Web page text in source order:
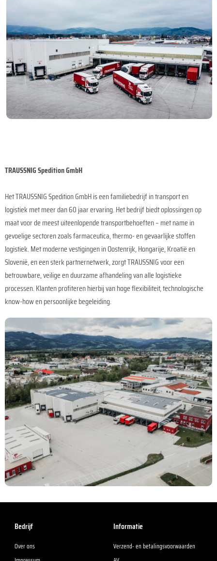
TRAUSSNIG Spedition GmbH
Het TRAUSSNIG Spedition GmbH is een familiebedrijf in transport en
logistiek met meer dan 60 jaar ervaring. Het bedrijf biedt oplossingen op
maat voor de meest uiteenlopende transportbehoeften – met name in
gevoelige sectoren zoals farmaceutica, thermo- en gevaarlijke stoffen
logistiek. Met moderne vestigingen in Oostenrijk, Hongarije, Kroatië en
Slovenië, en een sterk partnernetwerk, zorgt TRAUSSNIG voor een
betrouwbare, veilige en duurzame afhandeling van alle logistieke
processen. Klanten profiteren hierbij van hoge flexibiliteit, technologische
know-how en persoonlijke begeleiding.
Bedrijf
Over ons
Informatie
Verzend- en betalingsvoorwaarden